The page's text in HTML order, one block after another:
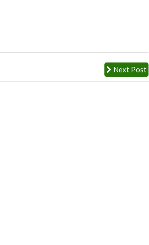
Next Post